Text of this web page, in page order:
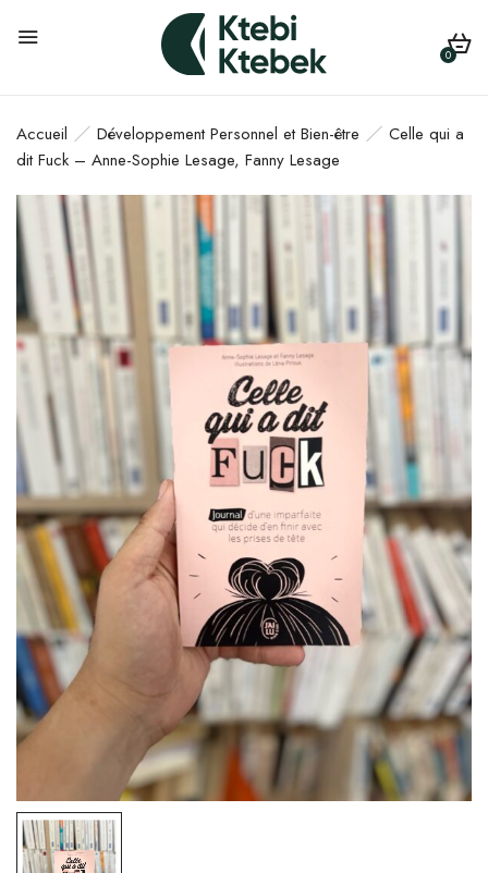
0
Accueil Développement Personnel et Bien-être
Celle qui a
dit Fuck – Anne-Sophie Lesage, Fanny Lesage